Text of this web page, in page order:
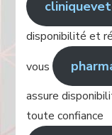
disponibilité et
vous
assure
toute confiance